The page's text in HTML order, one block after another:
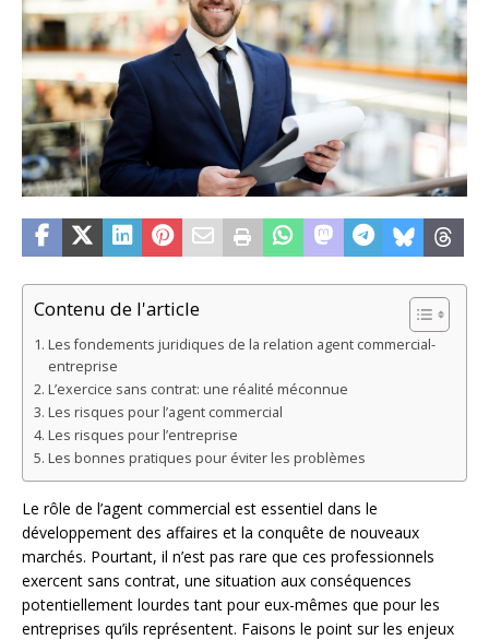
Contenu de l'article
Les fondements juridiques de la relation agent commercial-
entreprise
L’exercice sans contrat: une réalité méconnue
Les risques pour l’agent commercial
Les risques pour l’entreprise
Les bonnes pratiques pour éviter les problèmes
Le rôle de l’agent commercial est essentiel dans le
développement des affaires et la conquête de nouveaux
marchés. Pourtant, il n’est pas rare que ces professionnels
exercent sans contrat, une situation aux conséquences
potentiellement lourdes tant pour eux-mêmes que pour les
entreprises qu’ils représentent. Faisons le point sur les enjeux